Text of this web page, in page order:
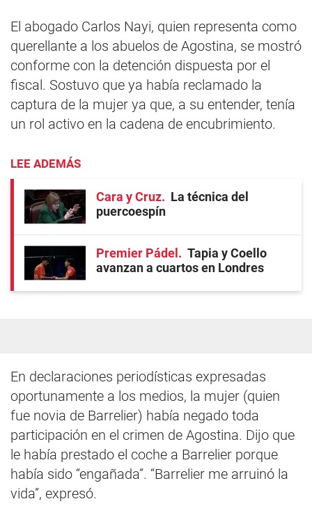
El abogado Carlos Nayi, quien representa como
querellante a los abuelos de Agostina, se mostró
conforme con la detención dispuesta por el
fiscal. Sostuvo que ya había reclamado la
captura de la mujer ya que, a su entender, tenía
un rol activo en la cadena de encubrimiento.
LEE ADEMÁS
Cara y Cruz
La técnica del
puercoespín
Premier Pádel
Tapia y Coello
avanzan a cuartos en Londres
En declaraciones periodísticas expresadas
oportunamente a los medios, la mujer (quien
fue novia de Barrelier) había negado toda
participación en el crimen de Agostina. Dijo que
le había prestado el coche a Barrelier porque
había sido “engañada”. “Barrelier me arruinó la
vida”, expresó.